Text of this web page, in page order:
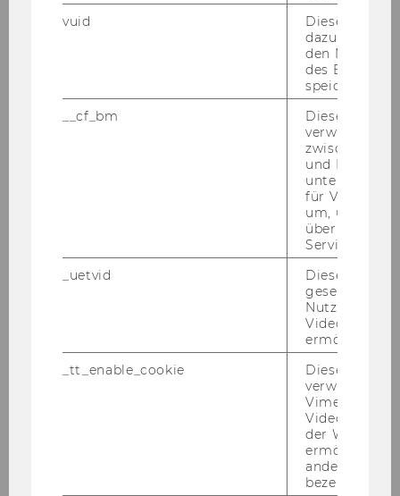
o. Univ.Prof. Dr. Peter Doralt
Instituts für Bürgerliches Recht
und Handelsrecht, Abteilung
Univ.Prof. Dr. Susanne Kalss
Instituts für Bürgerliches Recht
o. Univ.Prof. Dr. Christian
Instituts für Bürgerliches Recht
Univ.Prof. Dr. Andreas Wiebe
Instituts für Bürgerliches Recht
vuid
Dieser
dazu
den
des
speichern.
__cf_bm
Dieses
verwendet,
zwischen
und Bots zu
für Vimeo
um, um
über die
Service zu
_uetvid
Dieses
gesetzt, um
Nutzung des
Videoplayers
ermöglichen
_tt_enable_cookie
Dieses
verwendet,
Vimeo-
der WU-
ermöglichen
andere nicht
bezeichnete